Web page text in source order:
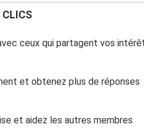
CLICS
ceux qui partagent vos
et obtenez plus de réponses
et aidez les autres membres